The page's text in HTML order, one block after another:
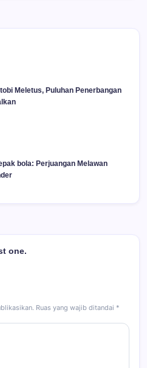
Meletus, Puluhan Penerbangan
bola: Perjuangan Melawan
one.
Ruas yang wajib ditandai *